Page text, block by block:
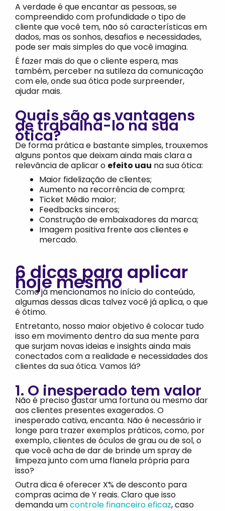
A verdade é que encantar as pessoas, se
compreendido com profundidade o tipo de
cliente que você tem, não só características em
dados, mas os sonhos, desafios e necessidades,
pode ser mais simples do que você imagina.
É fazer mais do que o cliente espera, mas
também, perceber na sutileza da comunicação
com ele, onde sua ótica pode surpreender,
ajudar mais.
Quais são as vantagens
de trabalhá-lo na sua
ótica?
De forma prática e bastante simples, trouxemos
alguns pontos que deixam ainda mais clara a
relevância de aplicar o efeito uau na sua ótica:
Maior fidelização de clientes;
Aumento na recorrência de compra;
Ticket Médio maior;
Feedbacks sinceros;
Construção de embaixadores da marca;
Imagem positiva frente aos clientes e
mercado.
6 dicas para aplicar
hoje mesmo
Como já mencionamos no início do conteúdo,
algumas dessas dicas talvez você já aplica, o que
é ótimo.
Entretanto, nosso maior objetivo é colocar tudo
isso em movimento dentro da sua mente para
que surjam novas ideias e insights ainda mais
conectados com a realidade e necessidades dos
clientes da sua ótica. Vamos lá?
1. O inesperado tem valor
Não é preciso gastar uma fortuna ou mesmo dar
aos clientes presentes exagerados. O
inesperado cativa, encanta. Não é necessário ir
longe para trazer exemplos práticos, como, por
exemplo, clientes de óculos de grau ou de sol, o
que você acha de dar de brinde um spray de
limpeza junto com uma flanela própria para
isso?
Outra dica é oferecer X% de desconto para
compras acima de Y reais. Claro que isso
demanda umcontrole financeiro eficaz, caso